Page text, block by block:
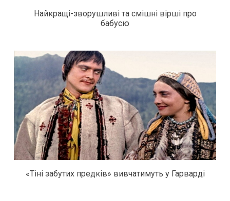
Найкращі-зворушливі та смішні вірші про
бабусю
«Тіні забутих предків» вивчатимуть у Гарварді